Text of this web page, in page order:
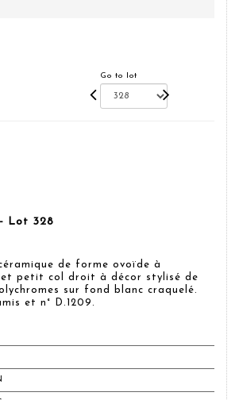
Go to lot
Lot 328
de forme ovoïde à
et petit col droit à décor stylisé de
sur fond blanc craquelé.
et n° D.1209.